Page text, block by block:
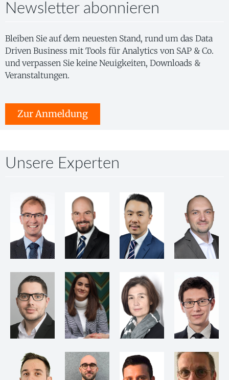
Newsletter abonnieren
Bleiben Sie auf dem neuesten Stand, rund um das Data
Driven Business mit Tools für Analytics von SAP & Co.
und verpassen Sie keine Neuigkeiten, Downloads &
Veranstaltungen.
Zur Anmeldung
Unsere Experten